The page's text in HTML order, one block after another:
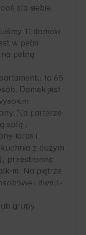
dla siebie.
11 domów
w pełni
pełną
to 65
Domek jest
Na parterze
sofą i
taras i
z dużym
przestronna
in. Na piętrze
i dwa 1-
grupy